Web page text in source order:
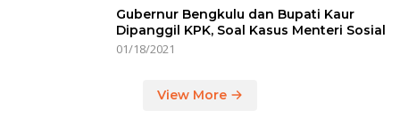
Gubernur Bengkulu dan Bupati Kaur
Dipanggil KPK, Soal Kasus Menteri Sosial
01/18/2021
View More